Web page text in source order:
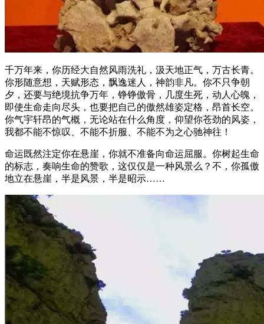
千万年来，你历经大自然风雨洗礼，汲天地正气，万古长青。
你形随意想，天赋形态，飘逸迷人，神韵非凡。你不只争朝
夕，还要与绝境抗争万年，铮铮傲骨，几度生死，动人心魄，
即使生命走向尽头，也要把自己的傲然雄姿定格，昂首长空。
你气宇轩昂的气概，无论站在什么角度，仰望你苍劲的风姿，
我都不能不惊叹、不能不折服、不能不为之心驰神往！
命运既然注定你在悬崖，你就不准备向命运屈服。你树起生命
的标志，奏响生命的赞歌，这仅仅是一种风景么？不，你孤傲
地立在悬崖，半是风景，半是昭示……